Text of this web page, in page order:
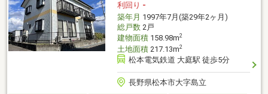
利回り -
築年月 1997年7月(築29年2ヶ月)
総戸数2戸
建物面積158.98m2
土地面積217.13m2
松本電気鉄道 大庭駅 徒歩5分
長野県松本市大字島立